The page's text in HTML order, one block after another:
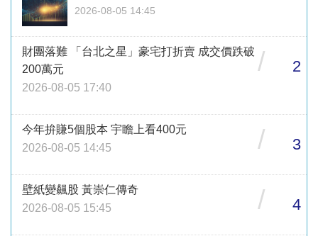
2026-08-05 14:45
財團落難 「台北之星」豪宅打折賣 成交價跌破
200萬元
2026-08-05 17:40
/ 2
今年拚賺5個股本 宇瞻上看400元
2026-08-05 14:45
/ 3
壁紙變飆股 黃崇仁傳奇
2026-08-05 15:45
/ 4